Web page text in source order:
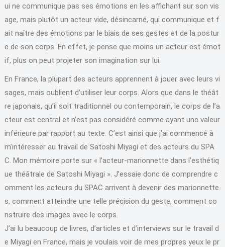
ui ne communique pas ses émotions en les affichant sur son vis
age, mais plutôt un acteur vide, désincarné, qui communique et f
ait naître des émotions par le biais de ses gestes et de la postur
e de son corps. En effet, je pense que moins un acteur est émot
if, plus on peut projeter son imagination sur lui.
En France, la plupart des acteurs apprennent à jouer avec leurs vi
sages, mais oublient d’utiliser leur corps. Alors que dans le théât
re japonais, qu’il soit traditionnel ou contemporain, le corps de l’a
cteur est central et n’est pas considéré comme ayant une valeur
inférieure par rapport au texte. C’est ainsi que j’ai commencé à
m’intéresser au travail de Satoshi Miyagi et des acteurs du SPA
C. Mon mémoire porte sur « l’acteur-marionnette dans l’esthétiq
ue théâtrale de Satoshi Miyagi ». J’essaie donc de comprendre c
omment les acteurs du SPAC arrivent à devenir des marionnette
s, comment atteindre une telle précision du geste, comment co
nstruire des images avec le corps.
J’ai lu beaucoup de livres, d’articles et d’interviews sur le travail d
e Miyagi en France, mais je voulais voir de mes propres yeux le pr